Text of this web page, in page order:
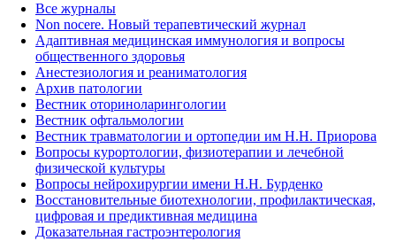
Все журналы
Non nocere. Новый терапевтический журнал
Адаптивная медицинская иммунология и вопросы
общественного здоровья
Анестезиология и реаниматология
Архив патологии
Вестник оториноларингологии
Вестник офтальмологии
Вестник травматологии и ортопедии им Н.Н. Приорова
Вопросы курортологии, физиотерапии и лечебной
физической культуры
Вопросы нейрохирургии имени Н.Н. Бурденко
Восстановительные биотехнологии, профилактическая,
цифровая и предиктивная медицина
Доказательная гастроэнтерология